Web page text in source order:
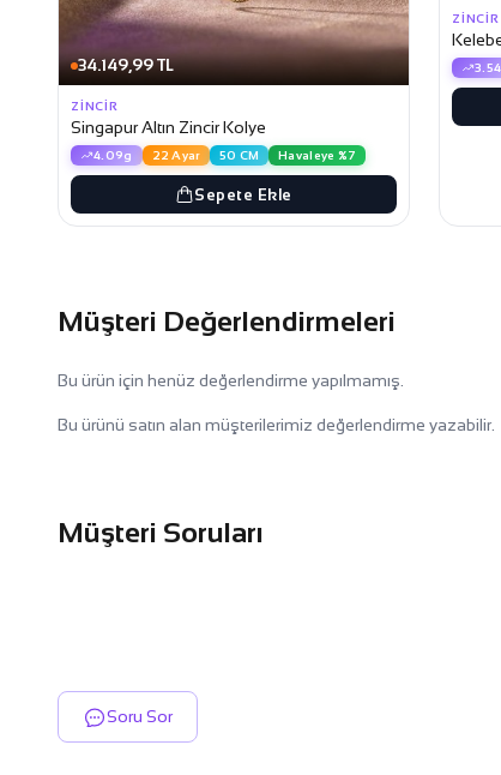
34.149,99 TL
ZINCIR
Singapur Altın Zincir Kolye
4.09g 22 Ayar 50 CM Havaleye %7
Sepete Ekle
ZINCIR
Müşteri Değerlendirmeleri
Bu ürün için henüz değerlendirme yapılmamış.
Bu ürünü satın alan müşterilerimiz değerlendirme yazabilir.
Müşteri Soruları
Soru Sor